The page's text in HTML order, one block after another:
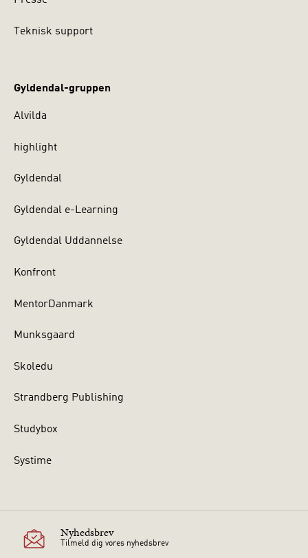
Teknisk support
Gyldendal-gruppen
Alvilda
highlight
Gyldendal
Gyldendal e-Learning
Gyldendal Uddannelse
Konfront
MentorDanmark
Munksgaard
Skoledu
Strandberg Publishing
Studybox
Systime
Nyhedsbrev
Tilmeld dig vores nyhedsbrev